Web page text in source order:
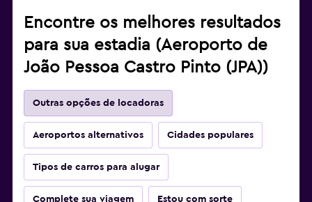
Encontre os melhores resultados
para sua estadia (Aeroporto de
João Pessoa Castro Pinto (JPA))
Outras opções de locadoras
Aeroportos alternativos Cidades populares
Tipos de carros para alugar
Complete sua viagem Estou com sorte